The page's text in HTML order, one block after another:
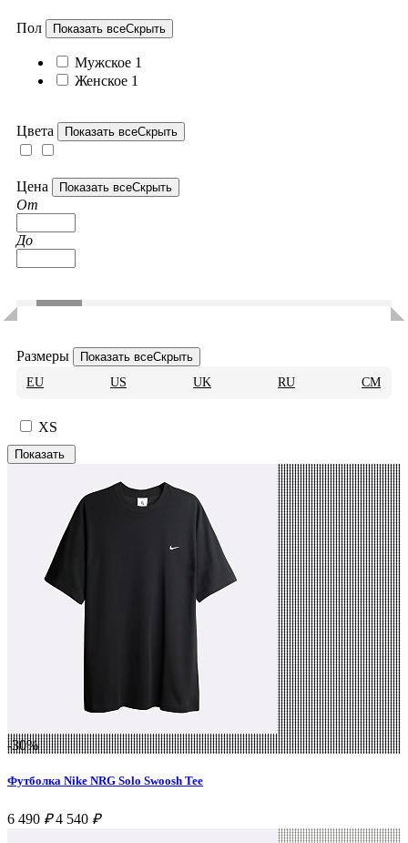
Пол Показать всеСкрыть
Мужское 1
Женское 1
Цвета Показать всеСкрыть
Цена Показать всеСкрыть
От
До
Размеры Показать всеСкрыть
EU
US UK RU CM
XS
-30%
Футболка Nike NRG Solo Swoosh Tee
6 490 ₽ 4 540 ₽